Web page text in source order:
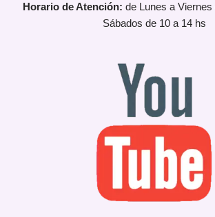
Horario de Atención: de Lunes a
Sábados de 10 a 14 hs